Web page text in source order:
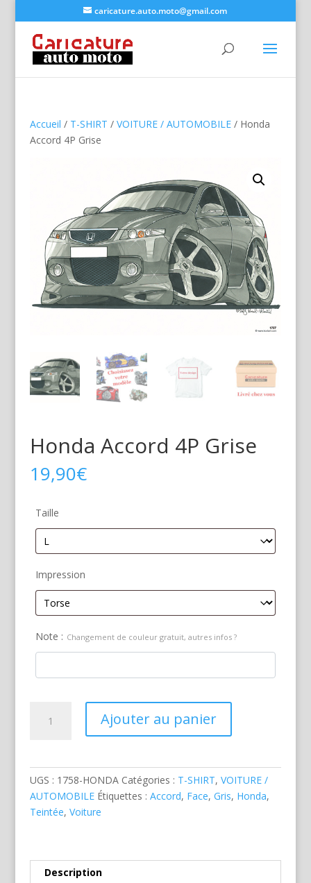
caricature.auto.moto@gmail.com
Accueil / T-SHIRT / VOITURE / AUTOMOBILE/ Honda
Accord 4P Grise
Honda Accord 4P Grise
19,90€
Taille
Impression
Note : Changement de couleur gratuit, autres infos ?
Ajouter au panier
UGS : 1758-HONDA Catégories : T-SHIRT, VOITURE /
AUTOMOBILE Étiquettes : Accord, Face, Gris, Honda,
Teintée, Voiture
Description